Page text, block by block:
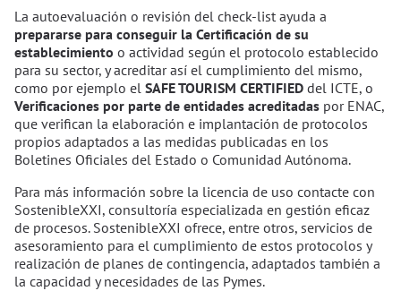
La autoevaluación o revisión del check-list ayuda a
prepararse para conseguir la Certificación de su
establecimiento o actividad según el protocolo establecido
para su sector, y acreditar así el cumplimiento del mismo,
como por ejemplo el SAFE TOURISM CERTIFIED del ICTE, o
Verificaciones por parte de entidades acreditadas por ENAC,
que verifican la elaboración e implantación de protocolos
propios adaptados a las medidas publicadas en los
Boletines Oficiales del Estado o Comunidad Autónoma.
Para más información sobre la licencia de uso contacte con
SostenibleXXI, consultoría especializada en gestión eficaz
de procesos. SostenibleXXI ofrece, entre otros, servicios de
asesoramiento para el cumplimiento de estos protocolos y
realización de planes de contingencia, adaptados también a
la capacidad y necesidades de las Pymes.